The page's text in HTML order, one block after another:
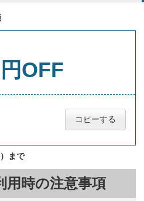
OFF
コピーする
まで
用時の注意事項